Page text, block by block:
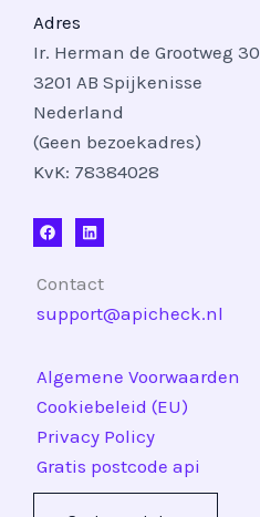
Adres
Ir. Herman de Grootweg 30
3201 AB Spijkenisse
Nederland
(Geen bezoekadres)
KvK: 78384028
Contact
support@apicheck.nl
Algemene Voorwaarden
Cookiebeleid (EU)
Privacy Policy
Gratis postcode api